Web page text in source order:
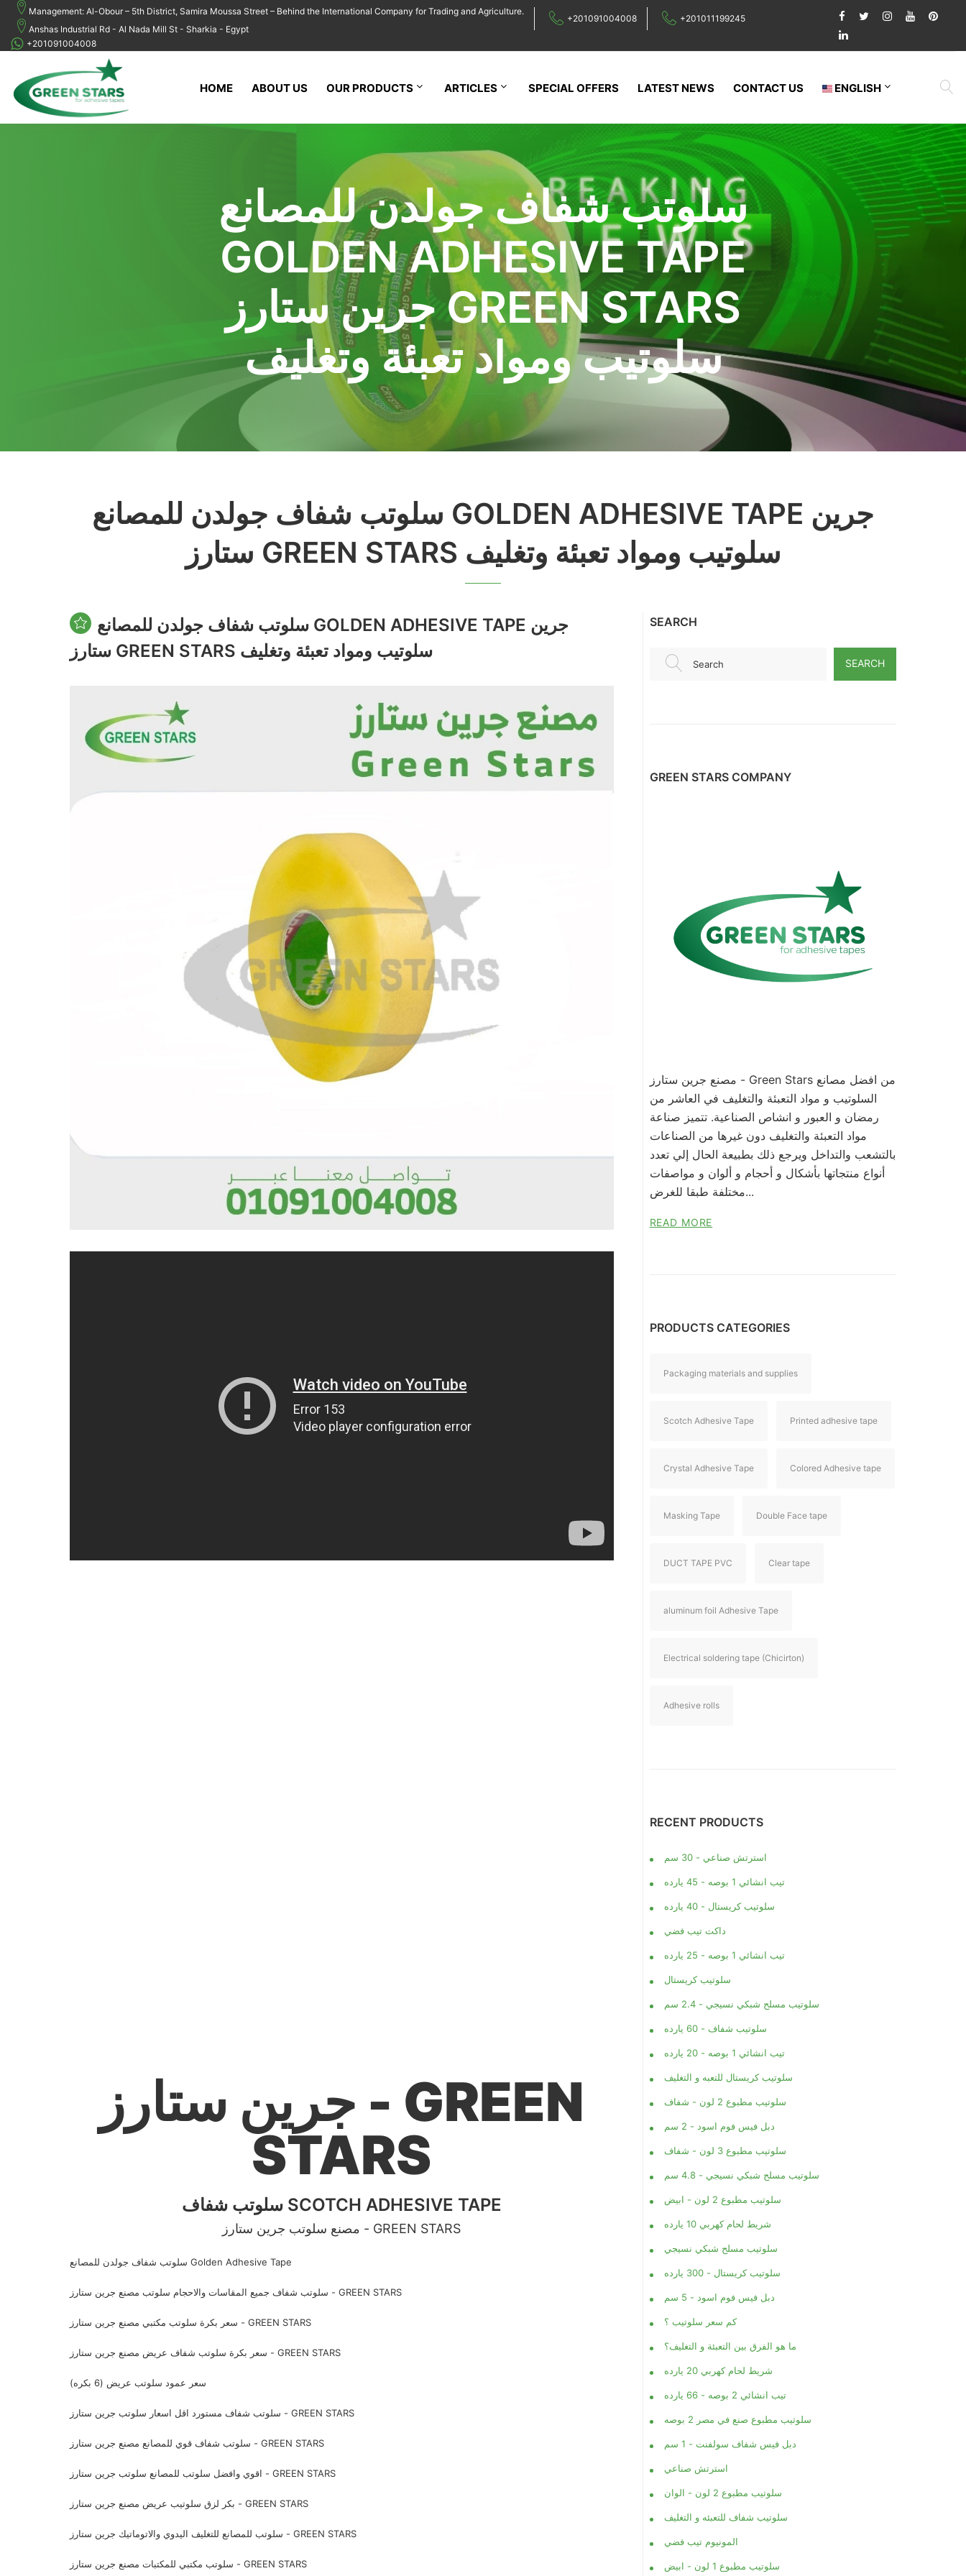
Management: Al-Obour – 5th District, Samira Moussa Street – Behind the International Company for Trading and Agriculture.
Anshas Industrial Rd - Al Nada Mill St - Sharkia - Egypt
+201091004008 +201011199245
+201091004008
HOME ABOUT US OUR PRODUCTS ARTICLES SPECIAL OFFERS LATEST NEWS CONTACT US ENGLISH
سلوتب شفاف جولدن للمصانع
GOLDEN ADHESIVE TAPE
جرين ستارز GREEN STARS
سلوتيب ومواد تعبئة وتغليف
سلوتب شفاف جولدن للمصانع GOLDEN ADHESIVE TAPE جرين
ستارز GREEN STARS سلوتيب ومواد تعبئة وتغليف
سلوتب شفاف جولدن للمصانع GOLDEN ADHESIVE TAPE جرين
ستارز GREEN STARS سلوتيب ومواد تعبئة وتغليف
جرين ستارز - GREEN
STARS
سلوتب شفاف SCOTCH ADHESIVE TAPE
مصنع سلوتب جرين ستارز - GREEN STARS
سلوتب شفاف جولدن للمصانع Golden Adhesive Tape
سلوتب شفاف جميع المقاسات والاحجام سلوتب مصنع جرين ستارز - GREEN STARS
سعر بكرة سلوتب مكتبي مصنع جرين ستارز - GREEN STARS
سعر بكرة سلوتب شفاف عريض مصنع جرين ستارز - GREEN STARS
سعر عمود سلوتب عريض (6 بكره)
سلوتب شفاف مستورد اقل اسعار سلوتب جرين ستارز - GREEN STARS
سلوتب شفاف قوي للمصانع مصنع جرين ستارز - GREEN STARS
اقوي وافضل سلوتب للمصانع سلوتب جرين ستارز - GREEN STARS
بكر لزق سلوتيب عريض مصنع جرين ستارز - GREEN STARS
سلوتب للمصانع للتغليف اليدوي والاتوماتيك جرين ستارز - GREEN STARS
سلوتب مكتبي للمكتبات مصنع جرين ستارز - GREEN STARS
SEARCH
Search SEARCH
GREEN STARS COMPANY
مصنع جرين ستارز - Green Stars من افضل مصانع
السلوتيب و مواد التعبئة والتغليف في العاشر من
رمضان و العبور و انشاص الصناعية. تتميز صناعة
مواد التعبئة والتغليف دون غيرها من الصناعات
بالتشعب والتداخل ويرجع ذلك بطبيعة الحال إلي تعدد
أنواع منتجاتها بأشكال و أحجام و ألوان و مواصفات
مختلفة طبقا للغرض...
READ MORE
PRODUCTS CATEGORIES
Packaging materials and supplies
Scotch Adhesive Tape Printed adhesive tape
Crystal Adhesive Tape Colored Adhesive tape
Masking Tape Double Face tape
DUCT TAPE PVC Clear tape
aluminum foil Adhesive Tape
Electrical soldering tape (Chicirton)
Adhesive rolls
RECENT PRODUCTS
استرتش صناعي - 30 سم
تيب انشائي 1 بوصه - 45 يارده
سلوتيب كريستال - 40 يارده
داكت تيب فضي
تيب انشائي 1 بوصه - 25 يارده
سلوتيب كريستال
سلوتيب مسلح شبكي نسيجي - 2.4 سم
سلوتيب شفاف - 60 يارده
تيب انشائي 1 بوصه - 20 يارده
سلوتيب كريستال للتعبه و التغليف
سلوتيب مطبوع 2 لون - شفاف
دبل فيس فوم اسود - 2 سم
سلوتيب مطبوع 3 لون - شفاف
سلوتيب مسلح شبكي نسيجي - 4.8 سم
سلوتيب مطبوع 2 لون - ابيض
شريط لحام كهربي 10 يارده
سلوتيب مسلح شبكي نسيجي
سلوتيب كريستال - 300 يارده
دبل فيس فوم اسود - 5 سم
كم سعر سلوتيب ؟
ما هو الفرق بين التعبئة و التغليف؟
شريط لحام كهربي 20 يارده
تيب انشائي 2 بوصه - 66 يارده
سلوتيب مطبوع صنع في مصر 2 بوصه
دبل فيس شفاف سولفنت - 1 سم
استرتش صناعي
سلوتيب مطبوع 2 لون - الوان
سلوتيب شفاف للتعبئه و التغليف
المونيوم تيب فضي
سلوتيب مطبوع 1 لون - ابيض